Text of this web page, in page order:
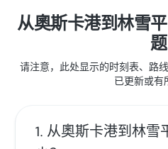
从奧斯卡港到林雪
题
请注意，此处显示的时刻表、路
已更新或有
从奧斯卡港到林雪